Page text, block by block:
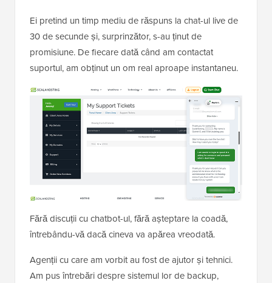
Ei pretind un timp mediu de răspuns la chat-ul live de
30 de secunde și, surprinzător, s-au ținut de
promisiune. De fiecare dată când am contactat
suportul, am obținut un om real aproape instantaneu.
Fără discuții cu chatbot-ul, fără așteptare la coadă,
întrebându-vă dacă cineva va apărea vreodată.
Agenții cu care am vorbit au fost de ajutor și tehnici.
Am pus întrebări despre sistemul lor de backup,